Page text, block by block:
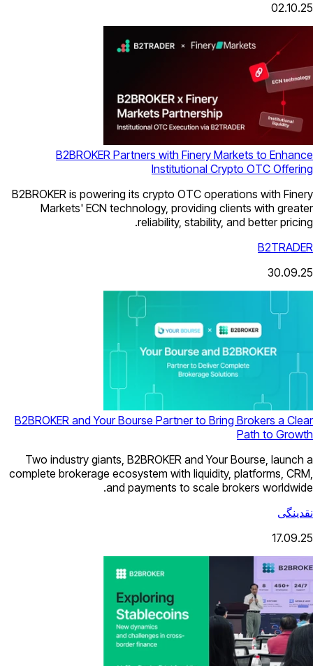
B2BROKER Partners with
B2BROKER is powering its crypto
Markets' ECN technology,
reliability,
B2BROKER and Your Bourse Partner
Two industry giants, B2BROKER
complete brokerage ecosystem with
and payments to